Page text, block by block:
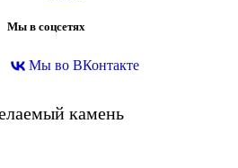
Мы в соцсетях
Мы во ВКонтакте
камень